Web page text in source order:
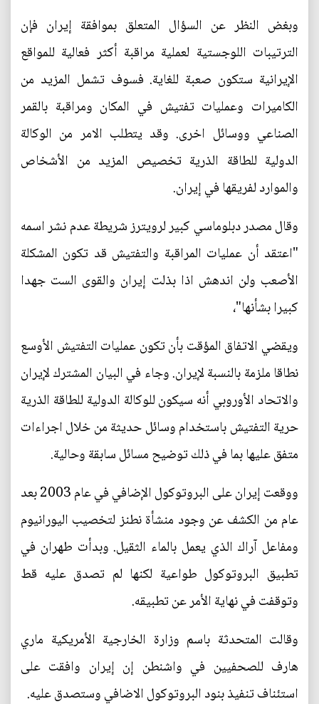
وبغض النظر عن السؤال المتعلق بموافقة إيران فإن
الترتيبات اللوجستية لعملية مراقبة أكثر فعالية للمواقع
الإيرانية ستكون صعبة للغاية. فسوف تشمل المزيد من
الكاميرات وعمليات تفتيش في المكان ومراقبة بالقمر
الصناعي ووسائل اخرى. وقد يتطلب الامر من الوكالة
الدولية للطاقة الذرية تخصيص المزيد من الأشخاص
والموارد لفريقها في إيران.
وقال مصدر دبلوماسي كبير لرويترز شريطة عدم نشر اسمه
"اعتقد أن عمليات المراقبة والتفتيش قد تكون المشكلة
الأصعب ولن اندهش اذا بذلت إيران والقوى الست جهدا
كبيرا بشأنها"،
ويقضي الاتفاق المؤقت بأن تكون عمليات التفتيش الأوسع
نطاقا ملزمة بالنسبة لإيران. وجاء في البيان المشترك لإيران
والاتحاد الأوروبي أنه سيكون للوكالة الدولية للطاقة الذرية
حرية التفتيش باستخدام وسائل حديثة من خلال اجراءات
متفق عليها بما في ذلك توضيح مسائل سابقة وحالية.
ووقعت إيران على البروتوكول الإضافي في عام 2003 بعد
عام من الكشف عن وجود منشأة نطنز لتخصيب اليورانيوم
ومفاعل آراك الذي يعمل بالماء الثقيل. وبدأت طهران في
تطبيق البروتوكول طواعية لكنها لم تصدق عليه قط
وتوقفت في نهاية الأمر عن تطبيقه.
وقالت المتحدثة باسم وزارة الخارجية الأمريكية ماري
هارف للصحفيين في واشنطن إن إيران وافقت على
استئناف تنفيذ بنود البروتوكول الاضافي وستصدق عليه.